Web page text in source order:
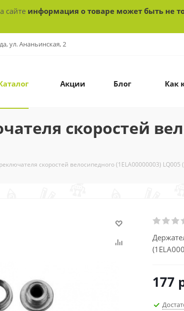
сайте информация о товаре может быть не
ул. Ананьинская, 2
Акции Блог Как
скоростей
скоростей велосипедного (1ELA00000003) LQ005
177